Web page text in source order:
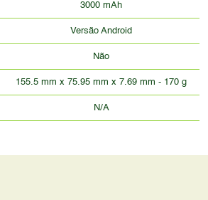
3000 mAh
Versão Android
Não
155.5 mm x 75.95 mm x 7.69 mm - 170 g
N/A